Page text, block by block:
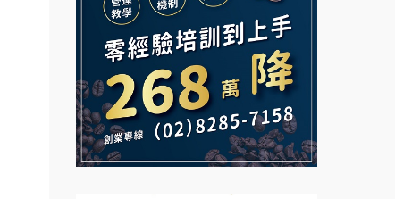
早安山丘加盟說明會
冰封仙果加盟說明會
Ramble Café 漫步藍咖啡加盟
說明會
微風亭鐵板燒加盟說明會
龍涎居好湯加盟說明會
舒油頭加盟說明會
韓金量加盟說明會
義氣豐發雞加盟說明會